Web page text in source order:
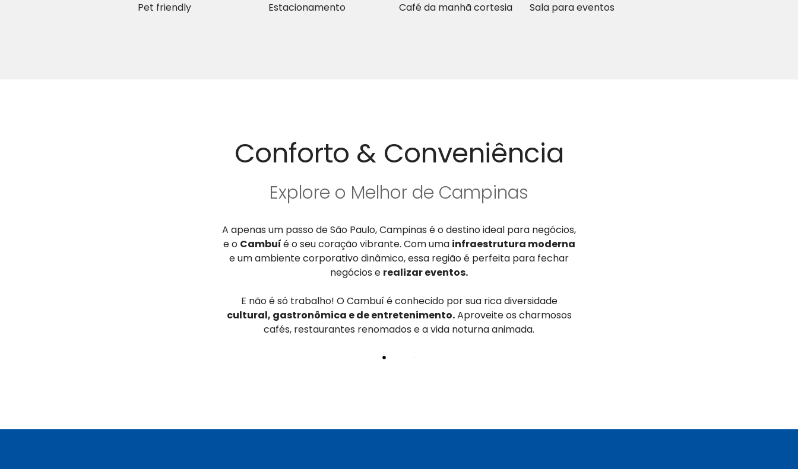
Pet friendly Estacionamento Café da manhã cortesia Sala para eventos
Conforto & Conveniência
Explore o Melhor de Campinas
A apenas um passo de São Paulo, Campinas é o destino ideal para negócios,
e o Cambuíé o seu coração vibrante. Com uma infraestrutura moderna
e um ambiente corporativo dinâmico, essa região é perfeita para fechar
negócios e realizar eventos.
E não é só trabalho! O Cambuí é conhecido por sua rica diversidade
cultural, gastronômica e de entretenimento.Aproveite os charmosos
cafés, restaurantes renomados e a vida noturna animada.